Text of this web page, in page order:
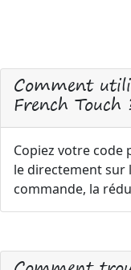
Comment
French Touch
Copiez votre code
le directement sur
commande, la